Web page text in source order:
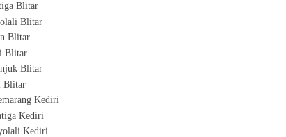
Blitar
Blitar
Blitar
Blitar
Blitar
Blitar
Kediri
Kediri
Kediri